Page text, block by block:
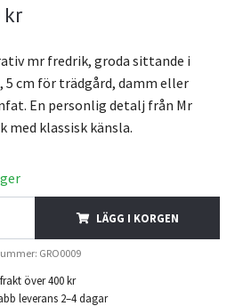
mr fredrik, groda sittande i
5 cm för trädgård, damm eller
En personlig detalj från Mr
med klassisk känsla.
LÄGG I KORGEN
GRO0009
över 400 kr
leverans 2–4 dagar